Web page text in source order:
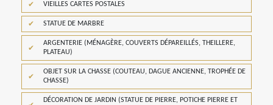
VIEILLES CARTES POSTALES
STATUE DE MARBRE
ARGENTERIE (MÉNAGÈRE, COUVERTS DÉPAREILLÉS, THEILLERE,
PLATEAU)
OBJET SUR LA CHASSE (COUTEAU, DAGUE ANCIENNE, TROPHÉE DE
CHASSE)
DÉCORATION DE JARDIN (STATUE DE PIERRE, POTICHE PIERRE ET